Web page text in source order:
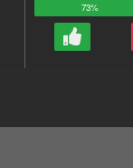
73%